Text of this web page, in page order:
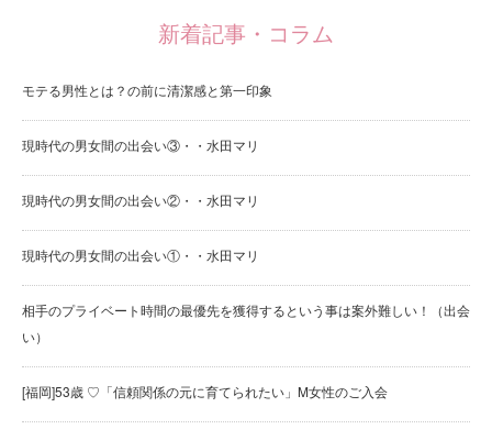
新着記事・コラム
モテる男性とは？の前に清潔感と第一印象
現時代の男女間の出会い③・・水田マリ
現時代の男女間の出会い②・・水田マリ
現時代の男女間の出会い①・・水田マリ
相手のプライベート時間の最優先を獲得するという事は案外難しい！（出会
い）
[福岡]53歳 ♡「信頼関係の元に育てられたい」M女性のご入会